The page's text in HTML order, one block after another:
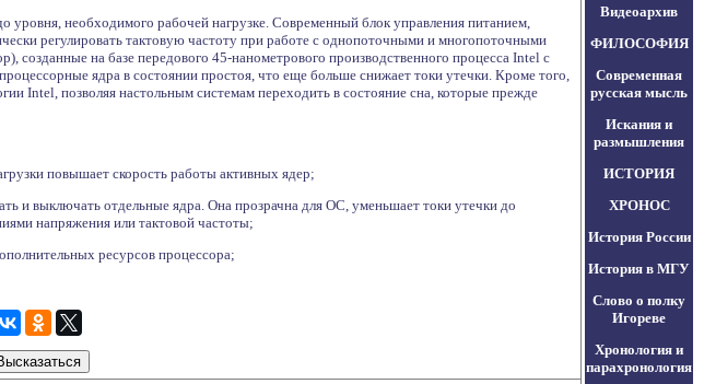
уровня, необходимого рабочей нагрузке. Современный блок управления питанием,
регулировать тактовую частоту при работе с однопоточными и многопоточными
созданные на базе передового 45-нанометрового производственного процесса Intel с
ядра в состоянии простоя, что еще больше снижает токи утечки. Кроме того,
Intel, позволяя настольным системам переходить в состояние сна, которые прежде
повышает скорость работы активных ядер;
и выключать отдельные ядра. Она прозрачна для ОС, уменьшает токи утечки до
напряжения или тактовой частоты;
ресурсов процессора;
Видеоархив
ФИЛОСОФИЯ
Современная
русская мысль
Искания и
размышления
ИСТОРИЯ
ХРОНОС
История России
История в МГУ
Слово о полку
Игореве
Хронология и
парахронология